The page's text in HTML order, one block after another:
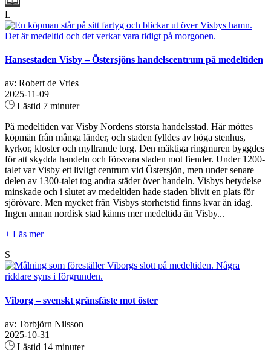
L
Hansestaden Visby – Östersjöns handelscentrum på medeltiden
av: Robert de Vries
2025-11-09
Lästid 7 minuter
På medeltiden var Visby Nordens största handelsstad. Här möttes
köpmän från många länder, och staden fylldes av höga stenhus,
kyrkor, kloster och myllrande torg. Den mäktiga ringmuren byggdes
för att skydda handeln och försvara staden mot fiender. Under 1200-
talet var Visby ett livligt centrum vid Östersjön, men under senare
delen av 1300-talet tog andra städer över handeln. Visbys betydelse
minskade och i slutet av medeltiden hade staden blivit en plats för
sjörövare. Men mycket från Visbys storhetstid finns kvar än idag.
Ingen annan nordisk stad känns mer medeltida än Visby...
+ Läs mer
S
Viborg – svenskt gränsfäste mot öster
av: Torbjörn Nilsson
2025-10-31
Lästid 14 minuter